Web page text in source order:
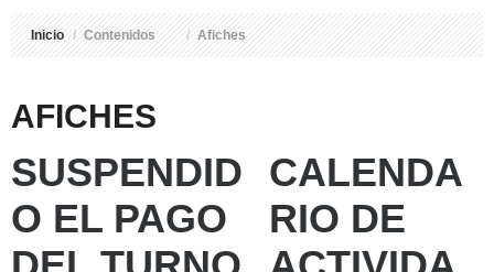
Inicio / Contenidos / Afiches
AFICHES
SUSPENDID
O EL PAGO
CALENDA
RIO DE